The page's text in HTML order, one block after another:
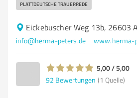
PLATTDEUTSCHE TRAUERREDE
Eickebuscher Weg 13b, 26603
info@herma-peters.de www.herma-
5,00 / 5,00
92 Bewertungen (1 Quelle)